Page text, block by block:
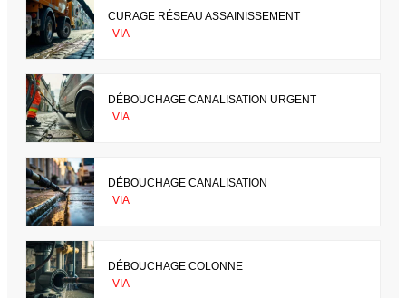
CURAGE RÉSEAU ASSAINISSEMENT
VIA
DÉBOUCHAGE CANALISATION URGENT
VIA
DÉBOUCHAGE CANALISATION
VIA
DÉBOUCHAGE COLONNE
VIA